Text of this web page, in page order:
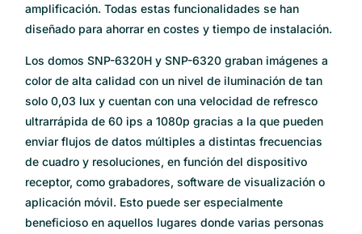
amplificación. Todas estas funcionalidades se han
diseñado para ahorrar en costes y tiempo de instalación.
Los domos SNP-6320H y SNP-6320 graban imágenes a
color de alta calidad con un nivel de iluminación de tan
solo 0,03 lux y cuentan con una velocidad de refresco
ultrarrápida de 60 ips a 1080p gracias a la que pueden
enviar flujos de datos múltiples a distintas frecuencias
de cuadro y resoluciones, en función del dispositivo
receptor, como grabadores, software de visualización o
aplicación móvil. Esto puede ser especialmente
beneficioso en aquellos lugares donde varias personas